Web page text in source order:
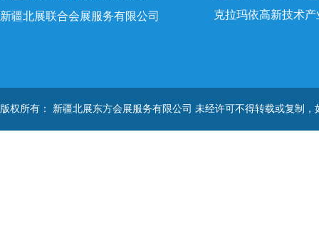
新疆北展联合会展服务有限公司
克拉玛依高新技术
版权所有： 新疆北展东方会展服务有限公司 未经许可不得转载或复制